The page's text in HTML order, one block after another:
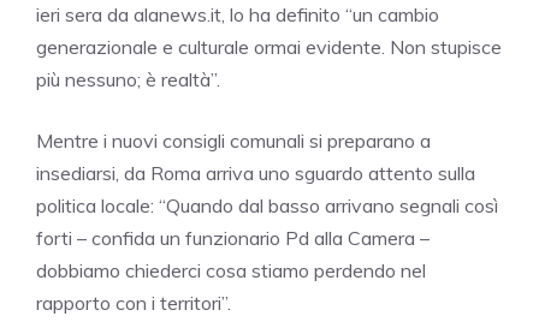
ieri sera da alanews.it, lo ha definito “un cambio
generazionale e culturale ormai evidente. Non stupisce
più nessuno; è realtà”.
Mentre i nuovi consigli comunali si preparano a
insediarsi, da Roma arriva uno sguardo attento sulla
politica locale: “Quando dal basso arrivano segnali così
forti – confida un funzionario Pd alla Camera –
dobbiamo chiederci cosa stiamo perdendo nel
rapporto con i territori”.